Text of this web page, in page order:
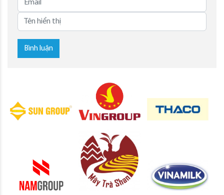
Bình luận